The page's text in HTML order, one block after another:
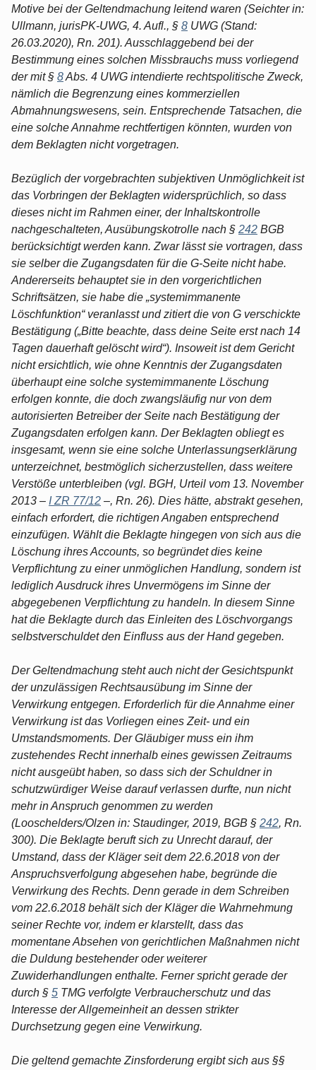
Motive bei der Geltendmachung leitend waren (Seichter in:
Ullmann, jurisPK-UWG, 4. Aufl., § 8 UWG (Stand:
26.03.2020), Rn. 201). Ausschlaggebend bei der
Bestimmung eines solchen Missbrauchs muss vorliegend
der mit § 8Abs. 4 UWG intendierte rechtspolitische Zweck,
nämlich die Begrenzung eines kommerziellen
Abmahnungswesens, sein. Entsprechende Tatsachen, die
eine solche Annahme rechtfertigen könnten, wurden von
dem Beklagten nicht vorgetragen.
Bezüglich der vorgebrachten subjektiven Unmöglichkeit ist
das Vorbringen der Beklagten widersprüchlich, so dass
dieses nicht im Rahmen einer, der Inhaltskontrolle
nachgeschalteten, Ausübungskotrolle nach § 242 BGB
berücksichtigt werden kann. Zwar lässt sie vortragen, dass
sie selber die Zugangsdaten für die G-Seite nicht habe.
Andererseits behauptet sie in den vorgerichtlichen
Schriftsätzen, sie habe die „systemimmanente
Löschfunktion“ veranlasst und zitiert die von G verschickte
Bestätigung („Bitte beachte, dass deine Seite erst nach 14
Tagen dauerhaft gelöscht wird“). Insoweit ist dem Gericht
nicht ersichtlich, wie ohne Kenntnis der Zugangsdaten
überhaupt eine solche systemimmanente Löschung
erfolgen konnte, die doch zwangsläufig nur von dem
autorisierten Betreiber der Seite nach Bestätigung der
Zugangsdaten erfolgen kann. Der Beklagten obliegt es
insgesamt, wenn sie eine solche Unterlassungserklärung
unterzeichnet, bestmöglich sicherzustellen, dass weitere
Verstöße unterbleiben (vgl. BGH, Urteil vom 13. November
2013 – I ZR 77/12 –, Rn. 26). Dies hätte, abstrakt gesehen,
einfach erfordert, die richtigen Angaben entsprechend
einzufügen. Wählt die Beklagte hingegen von sich aus die
Löschung ihres Accounts, so begründet dies keine
Verpflichtung zu einer unmöglichen Handlung, sondern ist
lediglich Ausdruck ihres Unvermögens im Sinne der
abgegebenen Verpflichtung zu handeln. In diesem Sinne
hat die Beklagte durch das Einleiten des Löschvorgangs
selbstverschuldet den Einfluss aus der Hand gegeben.
Der Geltendmachung steht auch nicht der Gesichtspunkt
der unzulässigen Rechtsausübung im Sinne der
Verwirkung entgegen. Erforderlich für die Annahme einer
Verwirkung ist das Vorliegen eines Zeit- und ein
Umstandsmoments. Der Gläubiger muss ein ihm
zustehendes Recht innerhalb eines gewissen Zeitraums
nicht ausgeübt haben, so dass sich der Schuldner in
schutzwürdiger Weise darauf verlassen durfte, nun nicht
mehr in Anspruch genommen zu werden
(Looschelders/Olzen in: Staudinger, 2019, BGB § 242, Rn.
300). Die Beklagte beruft sich zu Unrecht darauf, der
Umstand, dass der Kläger seit dem 22.6.2018 von der
Anspruchsverfolgung abgesehen habe, begründe die
Verwirkung des Rechts. Denn gerade in dem Schreiben
vom 22.6.2018 behält sich der Kläger die Wahrnehmung
seiner Rechte vor, indem er klarstellt, dass das
momentane Absehen von gerichtlichen Maßnahmen nicht
die Duldung bestehender oder weiterer
Zuwiderhandlungen enthalte. Ferner spricht gerade der
durch § 5 TMG verfolgte Verbraucherschutz und das
Interesse der Allgemeinheit an dessen strikter
Durchsetzung gegen eine Verwirkung.
Die geltend gemachte Zinsforderung ergibt sich aus §§